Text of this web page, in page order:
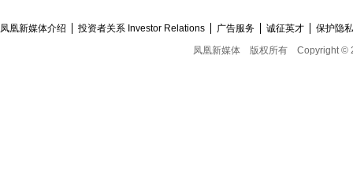
凤凰新媒体介绍 投资者关系 Investor Relations 广告服务 诚征英才
保护隐
凤凰新媒体
版权所有 Copyright ©